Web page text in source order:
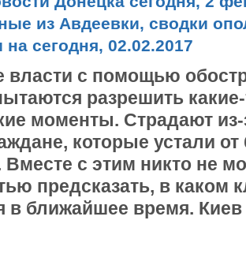
власти с помощью
разрешить
моменты. Страдают из-
которые устали
Вместе с этим никто не
предсказать, в каком
в ближайшее время.